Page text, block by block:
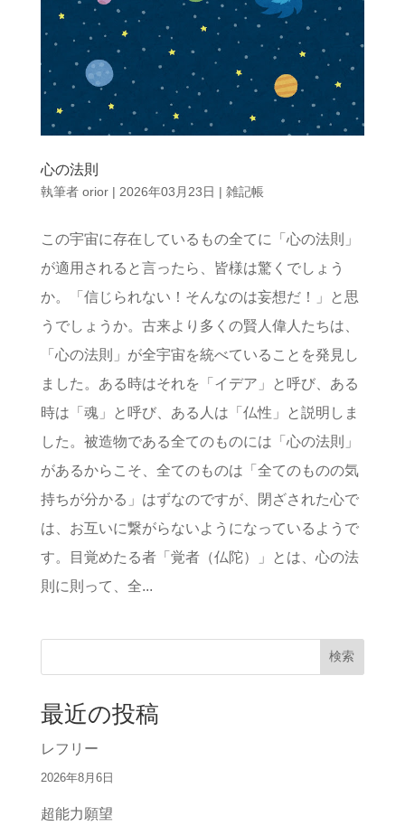
心の法則
執筆者 orior| 2026年03月23日 | 雑記帳
この宇宙に存在しているもの全てに「心の法則」
が適用されると言ったら、皆様は驚くでしょう
か。「信じられない！そんなのは妄想だ！」と思
うでしょうか。古来より多くの賢人偉人たちは、
「心の法則」が全宇宙を統べていることを発見し
ました。ある時はそれを「イデア」と呼び、ある
時は「魂」と呼び、ある人は「仏性」と説明しま
した。被造物である全てのものには「心の法則」
があるからこそ、全てのものは「全てのものの気
持ちが分かる」はずなのですが、閉ざされた心で
は、お互いに繋がらないようになっているようで
す。目覚めたる者「覚者（仏陀）」とは、心の法
則に則って、全...
検索
最近の投稿
レフリー
2026年8月6日
超能力願望